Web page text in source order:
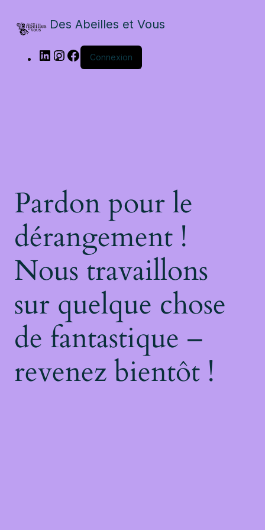
Des Abeilles et Vous
Connexion
Pardon pour le
dérangement !
Nous travaillons
sur quelque chose
de fantastique –
revenez bientôt !